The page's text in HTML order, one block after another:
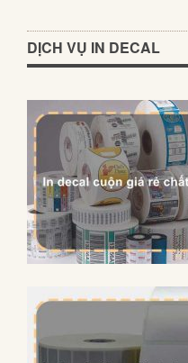
DỊCH VỤ IN DECAL